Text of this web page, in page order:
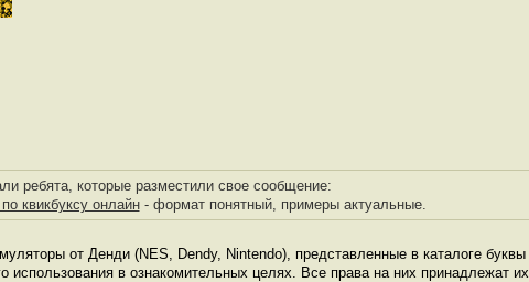
ребята, которые разместили свое сообщение:
квикбуксу онлайн- формат понятный, примеры актуальные.
от Денди (NES, Dendy, Nintendo), представленные в каталоге буквы
использования в ознакомительных целях. Все права на них принадлежат их